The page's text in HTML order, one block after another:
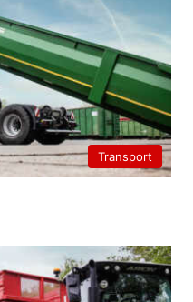
Transport